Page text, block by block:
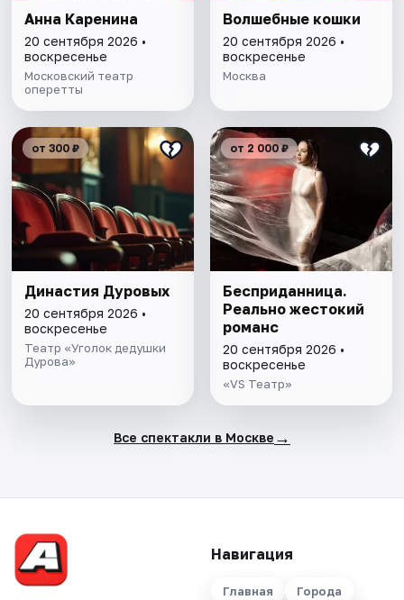
Анна Каренина
20 сентября 2026 •
воскресенье
Московский театр
оперетты
Волшебные кошки
20 сентября 2026 •
воскресенье
Москва
от 300 ₽
Династия Дуровых
20 сентября 2026 •
воскресенье
Театр «Уголок дедушки
Дурова»
от 2 000 ₽
Бесприданница.
Реально жестокий
романс
20 сентября 2026 •
воскресенье
«VS Театр»
Все спектакли в Москве →
Навигация
Главная Города